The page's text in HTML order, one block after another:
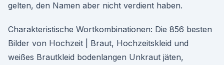
gelten, den Namen aber nicht verdient haben.
Charakteristische Wortkombinationen: Die 856 besten
Bilder von Hochzeit | Braut, Hochzeitskleid und
weißes Brautkleid bodenlangen Unkraut jäten,